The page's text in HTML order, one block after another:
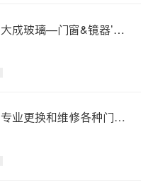
大成玻璃—门窗&镜器’您
专业更换和维修各种门窗